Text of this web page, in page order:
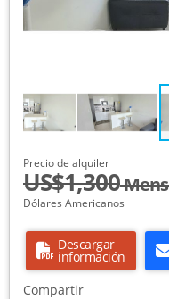
Precio de alquiler
US$1,300
Dólares Americanos
Descargar
información
Compartir